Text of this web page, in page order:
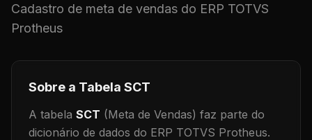
Cadastro de meta de vendas do ERP TOTVS
Protheus
Sobre a Tabela SCT
A tabela SCT (Meta de Vendas) faz parte do
dicionário de dados do ERP TOTVS Protheus.